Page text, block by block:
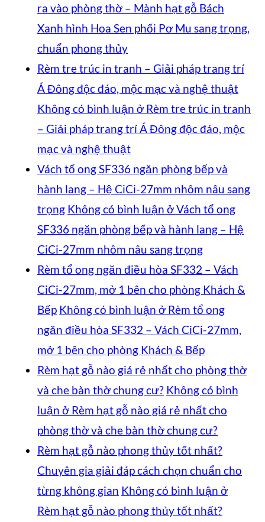
ra vào phòng thờ – Mành hạt gỗ Bách
Xanh hình Hoa Sen phối Pơ Mu sang trọng,
chuẩn phong thủy
Rèm tre trúc in tranh – Giải pháp trang trí
Á Đông độc đáo, mộc mạc và nghệ thuật
Không có bình luận ở Rèm tre trúc in tranh
– Giải pháp trang trí Á Đông độc đáo, mộc
mạc và nghệ thuật
Vách tổ ong SF336 ngăn phòng bếp và
hành lang – Hệ CiCi-27mm nhôm nâu sang
trọng Không có bình luận ở Vách tổ ong
SF336 ngăn phòng bếp và hành lang – Hệ
CiCi-27mm nhôm nâu sang trọng
Rèm tổ ong ngăn điều hòa SF332 – Vách
CiCi-27mm, mở 1 bên cho phòng Khách &
Bếp Không có bình luận ở Rèm tổ ong
ngăn điều hòa SF332 – Vách CiCi-27mm,
mở 1 bên cho phòng Khách & Bếp
Rèm hạt gỗ nào giá rẻ nhất cho phòng thờ
và che bàn thờ chung cư? Không có bình
luận ở Rèm hạt gỗ nào giá rẻ nhất cho
phòng thờ và che bàn thờ chung cư?
Rèm hạt gỗ nào phong thủy tốt nhất?
Chuyên gia giải đáp cách chọn chuẩn cho
từng không gian Không có bình luận ở
Rèm hạt gỗ nào phong thủy tốt nhất?